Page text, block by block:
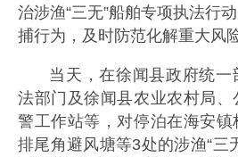
治涉渔“三无”船舶专项执法行
捕行为，及时防范化解重大风
当天，在徐闻县政府统一
法部门及徐闻县农业农村局
警工作站等，对停泊在海安镇
排尾角避风塘等3处的涉渔“三